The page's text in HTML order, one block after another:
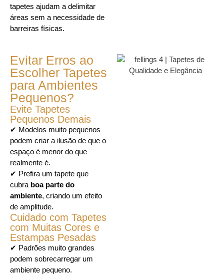
tapetes ajudam a delimitar
áreas sem a necessidade de
barreiras físicas.
Evitar Erros ao
Escolher Tapetes
para Ambientes
Pequenos?
Evite Tapetes
Pequenos Demais
✔ Modelos muito pequenos
podem criar a ilusão de que o
espaço é menor do que
realmente é.
✔ Prefira um tapete que
cubra boa parte do
ambiente, criando um efeito
de amplitude.
Cuidado com Tapetes
com Muitas Cores e
Estampas Pesadas
✔ Padrões muito grandes
podem sobrecarregar um
ambiente pequeno.